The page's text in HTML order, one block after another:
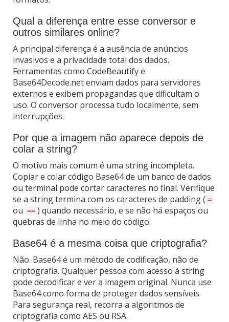
Qual a diferença entre esse conversor e
outros similares online?
A principal diferença é a ausência de anúncios
invasivos e a privacidade total dos dados.
Ferramentas como CodeBeautify e
Base64Decode.net enviam dados para servidores
externos e exibem propagandas que dificultam o
uso. O conversor processa tudo localmente, sem
interrupções.
Por que a imagem não aparece depois de
colar a string?
O motivo mais comum é uma string incompleta.
Copiar e colar código Base64 de um banco de dados
ou terminal pode cortar caracteres no final. Verifique
se a string termina com os caracteres de padding ( =
ou == ) quando necessário, e se não há espaços ou
quebras de linha no meio do código.
Base64 é a mesma coisa que criptografia?
Não. Base64 é um método de codificação, não de
criptografia. Qualquer pessoa com acesso à string
pode decodificar e ver a imagem original. Nunca use
Base64 como forma de proteger dados sensíveis.
Para segurança real, recorra a algoritmos de
criptografia como AES ou RSA.